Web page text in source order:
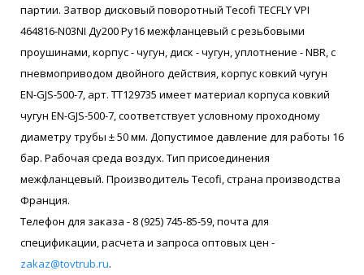
партии. Затвор дисковый поворотный Tecofi TECFLY VPI
464816-N03NI Ду200 Ру16 межфланцевый с резьбовыми
проушинами, корпус - чугун, диск - чугун, уплотнение - NBR, с
пневмоприводом двойного действия, корпус ковкий чугун
EN-GJS-500-7, арт. ТТ129735 имеет материал корпуса ковкий
чугун EN-GJS-500-7, соответствует условному проходному
диаметру трубы ± 50 мм. Допустимое давление для работы 16
бар. Рабочая среда воздух. Тип присоединения
межфланцевый. Производитель Tecofi, страна производства
Франция.
Телефон для заказа - 8 (925) 745-85-59, почта для
спецификации, расчета и запроса оптовых цен -
zakaz@tovtrub.ru.